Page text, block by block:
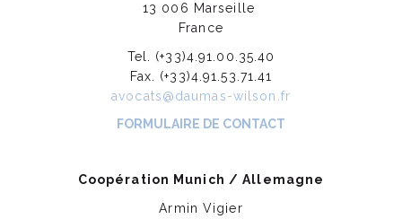
13 006 Marseille
France
Tel. (+33)4.91.00.35.40
Fax. (+33)4.91.53.71.41
avocats@daumas-wilson.fr
FORMULAIRE DE CONTACT
Coopération Munich / Allemagne
Armin Vigier